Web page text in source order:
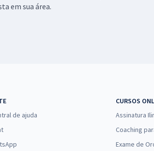
em sua área.
de ajuda
CURSOS
Assinatura
Coaching
Exame de